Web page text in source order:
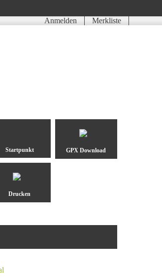
Anmelden Merkliste
GPX Download
Drucken